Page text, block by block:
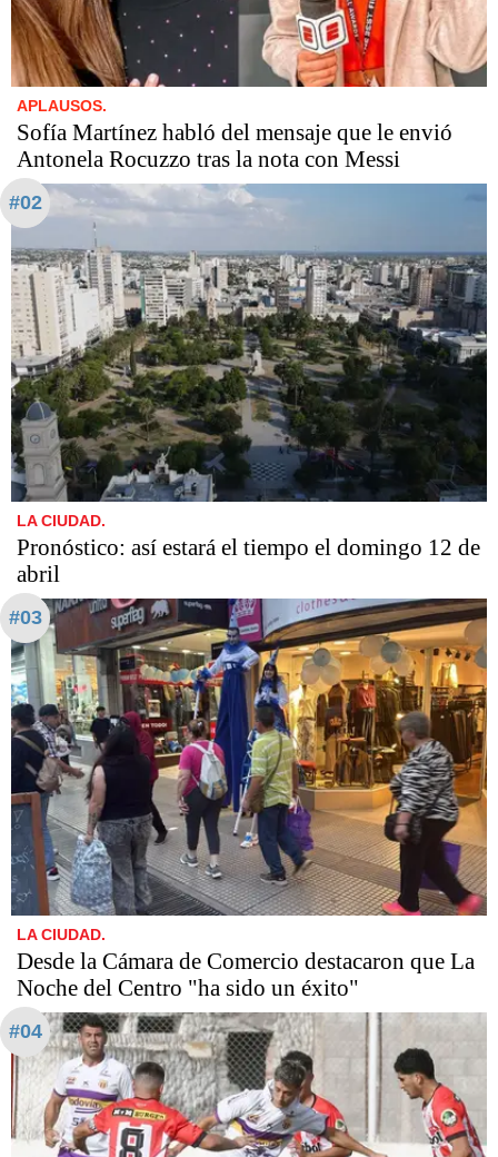
APLAUSOS.
Sofía Martínez habló del mensaje que le envió
Antonela Rocuzzo tras la nota con Messi
#02
LA CIUDAD.
Pronóstico: así estará el tiempo el domingo 12 de
abril
#03
LA CIUDAD.
Desde la Cámara de Comercio destacaron que La
Noche del Centro "ha sido un éxito"
#04